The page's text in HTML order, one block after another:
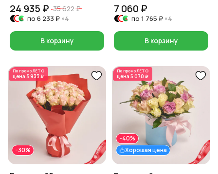
24 935 ₽ 35 622 ₽
по 6 233 ₽ ×4
В корзину
7 060 ₽
по 1 765 ₽ ×4
В корзину
По промоЛЕТО
цена 3 933 ₽
-30%
По промоЛЕТО
цена 5 070 ₽
Хорошая цена
-40%